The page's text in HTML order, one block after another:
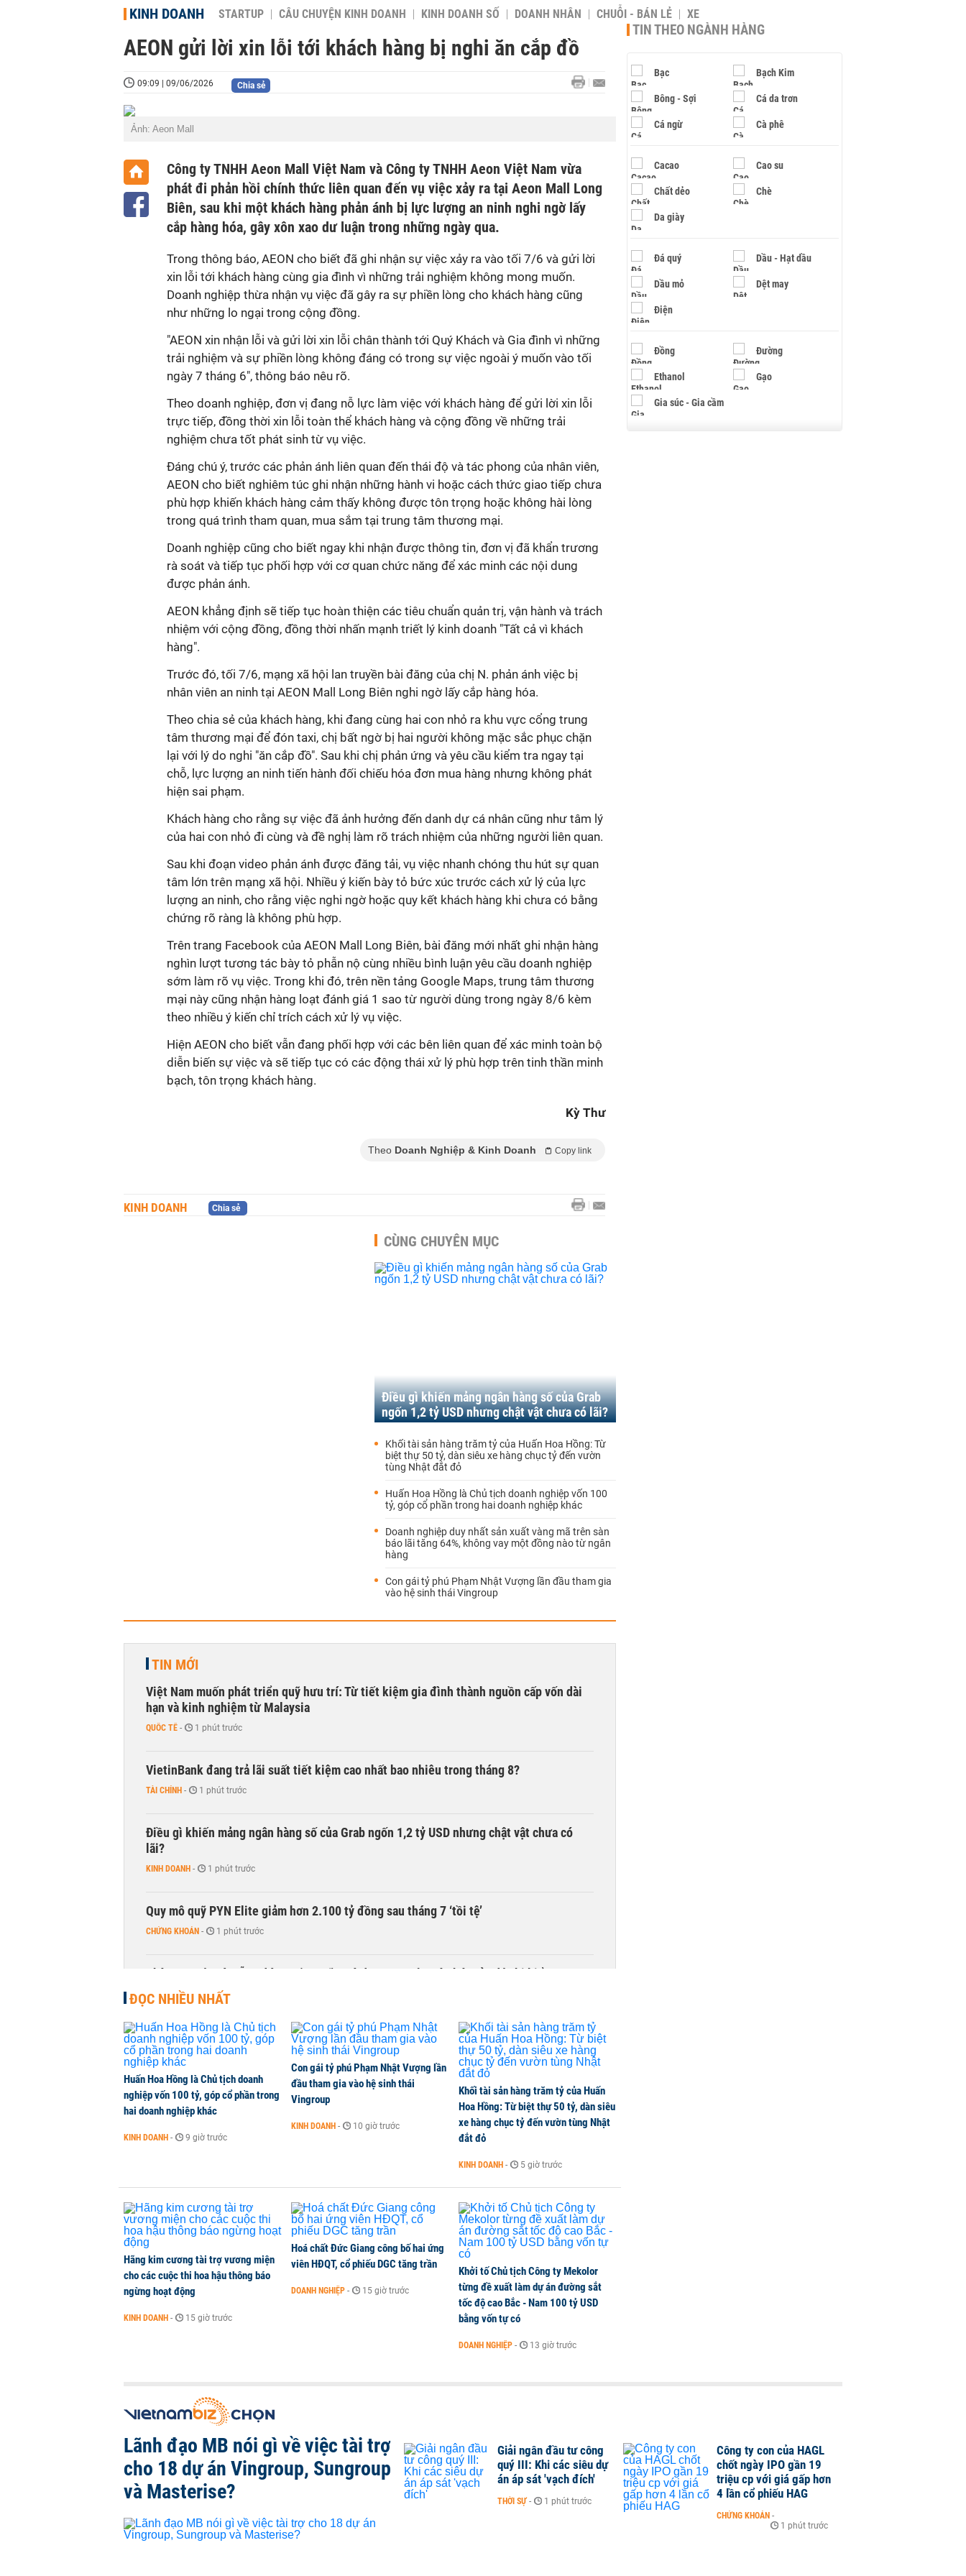
KINH DOANH STARTUP CÂU CHUYỆN KINH DOANH KINH DOANH SỐ DOANH NHÂN CHUỖI - BÁN LẺ XE
AEON gửi lời xin lỗi tới khách hàng bị nghi ăn cắp đồ
09:09 | 09/06/2026 Chia sẻ
Ảnh: Aeon Mall
phát đi phản hồi chính thức liên quan đến vụ việc xảy ra tại Aeon Mall Long
Biên, sau khi một khách hàng phản ánh bị lực lượng an ninh nghi ngờ lấy
Trong thông báo, AEON cho biết đã ghi nhận sự việc xảy ra vào tối 7/6 và gửi lời
xin lỗi tới khách hàng cùng gia đình vì những trải nghiệm không mong muốn.
Doanh nghiệp thừa nhận vụ việc đã gây ra sự phiền lòng cho khách hàng cũng
trải nghiệm và sự phiền lòng không đáng có trong sự việc ngoài ý muốn vào tối
trực tiếp, đồng thời xin lỗi toàn thể khách hàng và cộng đồng về những trải
AEON cho biết nghiêm túc ghi nhận những hành vi hoặc cách thức giao tiếp chưa
phù hợp khiến khách hàng cảm thấy không được tôn trọng hoặc không hài lòng
rà soát và tiếp tục phối hợp với cơ quan chức năng để xác minh các nội dung
nhiệm với cộng đồng, đồng thời nhấn mạnh triết lý kinh doanh "Tất cả vì khách
tâm thương mại để đón taxi, chị bất ngờ bị hai người không mặc sắc phục chặn
lại với lý do nghi "ăn cắp đồ". Sau khi chị phản ứng và yêu cầu kiểm tra ngay tại
chỗ, lực lượng an ninh tiến hành đối chiếu hóa đơn mua hàng nhưng không phát
tâm lớn trên mạng xã hội. Nhiều ý kiến bày tỏ bức xúc trước cách xử lý của lực
lượng an ninh, cho rằng việc nghi ngờ hoặc quy kết khách hàng khi chưa có bằng
nghìn lượt tương tác bày tỏ phẫn nộ cùng nhiều bình luận yêu cầu doanh nghiệp
sớm làm rõ vụ việc. Trong khi đó, trên nền tảng Google Maps, trung tâm thương
mại này cũng nhận hàng loạt đánh giá 1 sao từ người dùng trong ngày 8/6 kèm
diễn biến sự việc và sẽ tiếp tục có các động thái xử lý phù hợp trên tinh thần minh
Kỳ Thư
Theo Doanh Nghiệp & Kinh Doanh Copy link
KINH DOANH Chia sẻ
CÙNG CHUYÊN MỤC
Điều gì khiến mảng ngân hàng số của Grab
ngốn 1,2 tỷ USD nhưng chật vật chưa có lãi?
Khối tài sản hàng trăm tỷ của Huấn Hoa Hồng: Từ
biệt thự 50 tỷ, dàn siêu xe hàng chục tỷ đến vườn
tùng Nhật đắt đỏ
Huấn Hoa Hồng là Chủ tịch doanh nghiệp vốn 100
tỷ, góp cổ phần trong hai doanh nghiệp khác
Doanh nghiệp duy nhất sản xuất vàng mã trên sàn
báo lãi tăng 64%, không vay một đồng nào từ ngân
hàng
Con gái tỷ phú Phạm Nhật Vượng lần đầu tham gia
vào hệ sinh thái Vingroup
TIN MỚI
Việt Nam muốn phát triển quỹ hưu trí: Từ tiết kiệm gia đình thành nguồn cấp vốn dài
hạn và kinh nghiệm từ Malaysia
QUỐC TẾ - 1 phút trước
VietinBank đang trả lãi suất tiết kiệm cao nhất bao nhiêu trong tháng 8?
TÀI CHÍNH - 1 phút trước
Điều gì khiến mảng ngân hàng số của Grab ngốn 1,2 tỷ USD nhưng chật vật chưa có
lãi?
KINH DOANH - 1 phút trước
Quy mô quỹ PYN Elite giảm hơn 2.100 tỷ đồng sau tháng 7 ‘tồi tệ’
CHỨNG KHOÁN - 1 phút trước
Phía sau một Đà Nẵng đáng sống: Điều gì đang tạo nên sức hút của đô thị biển?
CHUYỂN ĐỘNG THỊ TRƯỜNG
ĐỌC NHIỀU NHẤT
Huấn Hoa Hồng là Chủ tịch doanh
nghiệp vốn 100 tỷ, góp cổ phần trong
hai doanh nghiệp khác
KINH DOANH - 9 giờ trước
Con gái tỷ phú Phạm Nhật Vượng lần
đầu tham gia vào hệ sinh thái
Vingroup
KINH DOANH - 10 giờ trước
Khối tài sản hàng trăm tỷ của Huấn
Hoa Hồng: Từ biệt thự 50 tỷ, dàn siêu
xe hàng chục tỷ đến vườn tùng Nhật
đắt đỏ
KINH DOANH - 5 giờ trước
Hãng kim cương tài trợ vương miện
cho các cuộc thi hoa hậu thông báo
ngừng hoạt động
KINH DOANH - 15 giờ trước
Hoá chất Đức Giang công bố hai ứng
viên HĐQT, cổ phiếu DGC tăng trần
DOANH NGHIỆP - 15 giờ trước
Khởi tố Chủ tịch Công ty Mekolor
từng đề xuất làm dự án đường sắt
tốc độ cao Bắc - Nam 100 tỷ USD
bằng vốn tự có
DOANH NGHIỆP - 13 giờ trước
TIN THEO NGÀNH HÀNG
Bạc Bạch Kim
Bông - Sợi Cá da trơn
Cá ngừ Cà phê
Cacao Cao su
Chất dẻo Chè
Da giày
Đá quý Dầu - Hạt dầu
Dầu mỏ Dệt may
Điện
Đồng Đường
Ethanol Gạo
Gia súc - Gia cầm
Lãnh đạo MB nói gì về việc tài trợ
cho 18 dự án Vingroup, Sungroup
và Masterise?
Giải ngân đầu tư công
quý III: Khi các siêu dự
án áp sát 'vạch đích'
THỜI SỰ - 1 phút trước
Công ty con của HAGL
chốt ngày IPO gần 19
triệu cp với giá gấp hơn
4 lần cổ phiếu HAG
CHỨNG KHOÁN -
1 phút trước